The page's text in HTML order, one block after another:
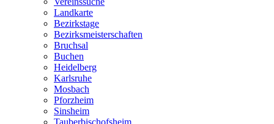
Landkarte
Bezirkstage
Bezirksmeisterschaften
Bruchsal
Buchen
Heidelberg
Karlsruhe
Mosbach
Pforzheim
Sinsheim
Tauberbischofsheim